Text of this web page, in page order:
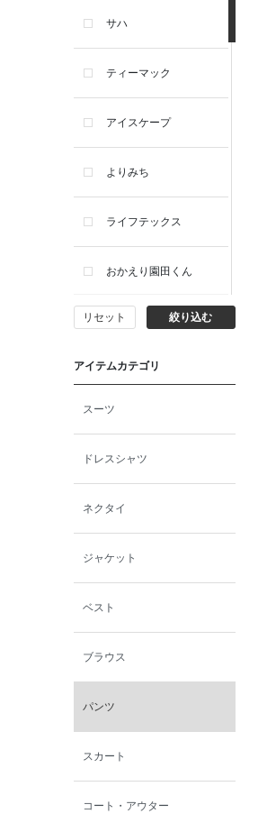
サハ
ティーマック
アイスケープ
よりみち
ライフテックス
おかえり園田くん
ビー・エー・ジー
イヴィスト
ン
西脇シリーズ
小泉革店
シャミー
パーソンズジーンズ
ファインデーション
ローズペッシュ / パル
モンド
リセット 絞り込む
アイテムカテゴリ
スーツ
ドレスシャツ
ネクタイ
ジャケット
ベスト
ブラウス
パンツ
スカート
コート・アウター